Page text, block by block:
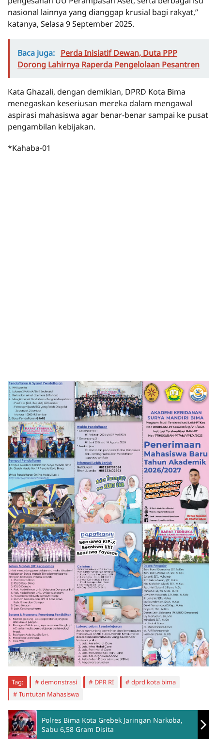
nasional lainnya yang dianggap krusial bagi rakyat,”
katanya, Selasa 9 September 2025.
Baca juga: Perda Inisiatif Dewan, Duta PPP
Dorong Lahirnya Raperda Pengelolaan Pesantren
Kata Ghazali, dengan demikian, DPRD Kota Bima
menegaskan keseriusan mereka dalam mengawal
aspirasi mahasiswa agar benar-benar sampai ke pusat
pengambilan kebijakan.
*Kahaba-01
Tag: demonstrasi DPR RI
dprd kota bima
Tuntutan Mahasiswa
Polres Bima Kota Grebek Jaringan Narkoba,
Sabu 6,58 Gram Disita